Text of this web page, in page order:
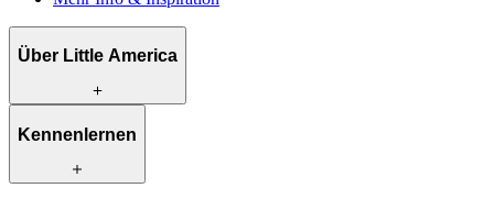
Über Little America
Was wir anbieten
Was uns einzigartig macht
Kennenlernen